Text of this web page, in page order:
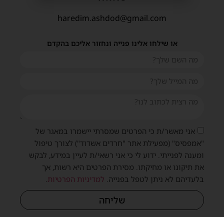
haredim.ashdod@gmail.com
או שילחו אלינו פנייה ונחזור אליכם בהקדם
אני מאשר/ת כי הפרטים שמסרתי יישמרו במאגר של
"אמפסיס" (מפעילת אתר "חרדים אשדוד") לצורך טיפול
ומענה לפנייתי. ידוע לי כי אני רשאי/ת לעיין במידע, לבקש
את תיקונו או מחיקתו. מסירת הפרטים היא רשות, אך
בלעדיהם לא ניתן לטפל בפנייה. למדיניות הפרטיות
שליחה